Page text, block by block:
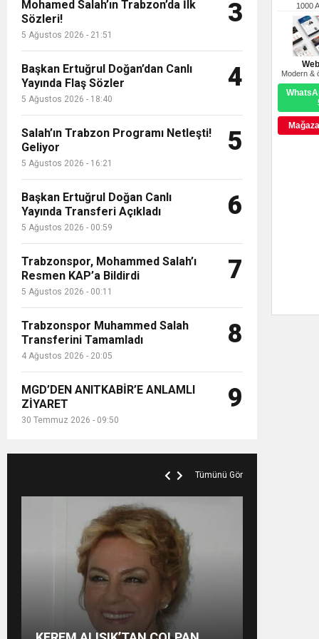
1000
Modern &
Mohamed Salah’ın Trabzon’da İlk
Sözleri!
5 Ağustos 2026 - 21:51
3
Başkan Ertuğrul Doğan’dan Canlı
Yayında Flaş Sözler
5 Ağustos 2026 - 18:40
4
Salah’ın Trabzon Programı Netleşti!
Geliyor
5 Ağustos 2026 - 16:21
5
Başkan Ertuğrul Doğan Canlı
Yayında Transferi Açıkladı
5 Ağustos 2026 - 00:59
6
Trabzonspor, Mohammed Salah’ı
Resmen KAP’a Bildirdi
5 Ağustos 2026 - 00:11
7
Trabzonspor Muhammed Salah
Transferini Tamamladı
4 Ağustos 2026 - 20:05
8
MGD’DEN ANITKABİR’E ANLAMLI
ZİYARET
30 Temmuz 2026 - 09:50
9
Tümünü Gör
İZMİRLİ GÜZEL MANKENİN
KULİSLERİ HAREKETLENDİ: YENİ
Aslı Sipahi, Londra’da